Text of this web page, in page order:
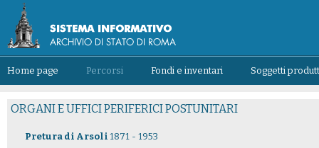
Home page Percorsi Fondi e inventari Soggetti
ORGANI E UFFICI PERIFERICI POSTUNITARI
Pretura di Arsoli 1871 - 1953